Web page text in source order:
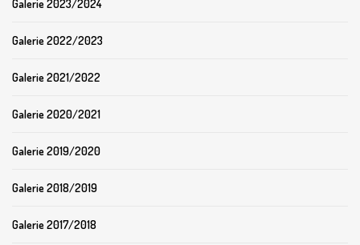
Galerie 2023/2024
Galerie 2022/2023
Galerie 2021/2022
Galerie 2020/2021
Galerie 2019/2020
Galerie 2018/2019
Galerie 2017/2018